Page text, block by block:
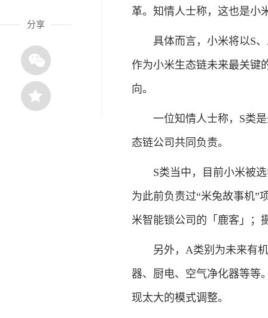
分享
革。知情人士称，这也是小
具体而言，小米将以S、
作为小米生态链未来最关键
向。
一位知情人士称，S类是
态链公司共同负责。
S类当中，目前小米被选
为此前负责过“米兔故事机”
米智能锁公司的「鹿客」；
另外，A类别为未来有机
器、厨电、空气净化器等等
现太大的模式调整。